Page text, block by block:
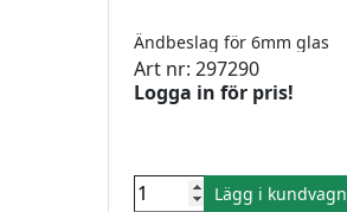
Ändbeslag för 6mm glas
Art nr: 297290
Logga in för pris!
Lägg i kundvagn